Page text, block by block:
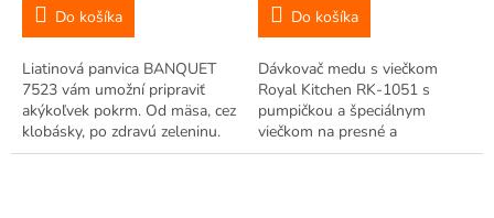
Do košíka
Liatinová panvica BANQUET
7523 vám umožní pripraviť
akýkoľvek pokrm. Od mäsa, cez
klobásky, po zdravú zeleninu.
S dreveným podnosom. Z
Do košíka
Dávkovač medu s viečkom
Royal Kitchen RK-1051 s
pumpičkou a špeciálnym
viečkom na presné a
jednoduché dávkovanie medu.